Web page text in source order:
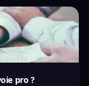
pro ?